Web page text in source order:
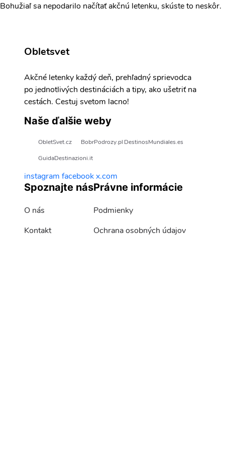
Bohužiaľ sa nepodarilo načítať akčnú letenku, skúste to neskôr.
Obletsvet
Akčné letenky každý deň, prehľadný sprievodca
po jednotlivých destináciách a tipy, ako ušetriť na
cestách. Cestuj svetom lacno!
Naše ďalšie weby
ObletSvet.cz BobrPodrozy.pl DestinosMundiales.es
GuidaDestinazioni.it
instagram facebookx.com
Spoznajte nás
O nás
Kontakt
Právne informácie
Podmienky
Ochrana osobných údajov